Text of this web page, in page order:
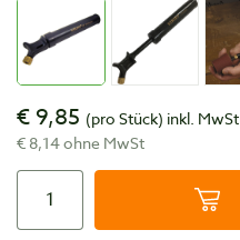
€ 9,85 (pro Stück) inkl. MwSt
€ 8,14 ohne MwSt